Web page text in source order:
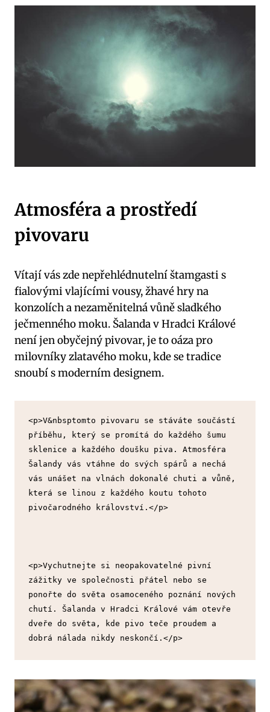
Atmosféra a prostředí
pivovaru
Vítají vás zde nepřehlédnutelní štamgasti s
fialovými vlajícími vousy, žhavé hry na
konzolích a nezaměnitelná vůně sladkého
ječmenného moku. Šalanda v Hradci Králové
není jen obyčejný pivovar, je to oáza pro
milovníky zlatavého moku, kde se tradice
snoubí s moderním designem.
<p>V&nbsptomto pivovaru se stáváte součástí
příběhu, který se promítá do každého šumu
sklenice a každého doušku piva. Atmosféra
Šalandy vás vtáhne do svých spárů a nechá
vás unášet na vlnách dokonalé chuti a vůně,
která se linou z každého koutu tohoto
pivočarodného království.</p>
<p>Vychutnejte si neopakovatelné pivní
zážitky ve společnosti přátel nebo se
ponořte do světa osamoceného poznání nových
chutí. Šalanda v Hradci Králové vám otevře
dveře do světa, kde pivo teče proudem a
dobrá nálada nikdy neskončí.</p>